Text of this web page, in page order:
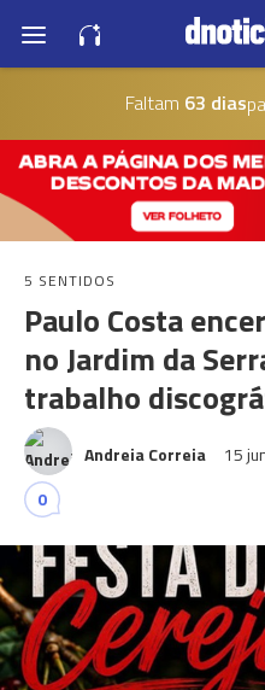
Faltam 63 dias
5 SENTIDOS
Paulo Costa
no Jardim da
trabalho
Andreia Correia 15
0